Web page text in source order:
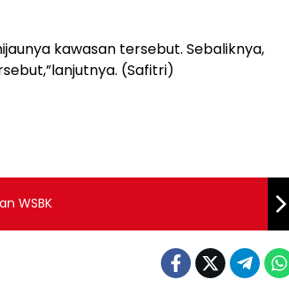
kawasan tersebut. Sebaliknya,
(Safitri)
WSBK